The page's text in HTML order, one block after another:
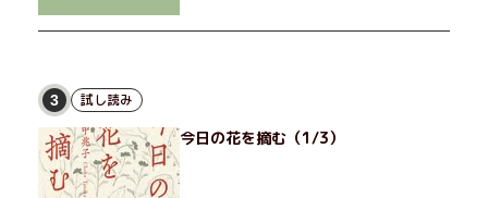
3 試し読み
今日の花を摘む（1/3）